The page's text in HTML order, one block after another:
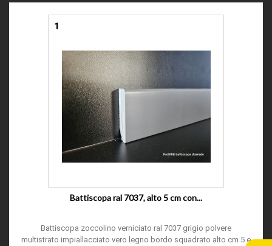
1
Battiscopa ral 7037, alto 5 cm con...
Battiscopa zoccolino verniciato ral 7037 grigio polvere
multistrato impiallacciato vero legno bordo squadrato alto cm 5 e